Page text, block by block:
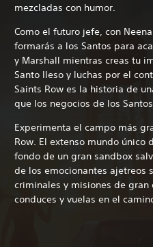
mezcladas con humor.
Como el futuro jefe, con
formarás a los Santos para
y Marshall mientras creas tu
Santo Ileso y luchas por el
Saints Row es la historia de
que los negocios de los
Experimenta el campo más
Row. El extenso mundo único
fondo de un gran sandbox
de los emocionantes ajetreos
criminales y misiones de
conduces y vuelas en el